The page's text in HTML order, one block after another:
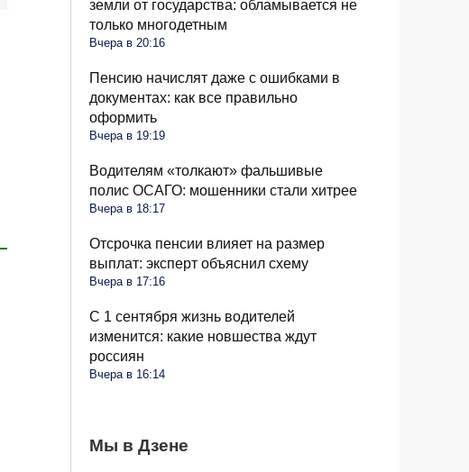
земли от государства: обламывается не
только многодетным
Вчера в 20:16
Пенсию начислят даже с ошибками в
документах: как все правильно
оформить
Вчера в 19:19
Водителям «толкают» фальшивые
полис ОСАГО: мошенники стали хитрее
Вчера в 18:17
Отсрочка пенсии влияет на размер
выплат: эксперт объяснил схему
Вчера в 17:16
С 1 сентября жизнь водителей
изменится: какие новшества ждут
россиян
Вчера в 16:14
Мы в Дзене
Банкомат может не выдать деньги
клиенту: в чем причина
Для СНТ введут единый тариф на
Правила для пассажиров автобусов будут